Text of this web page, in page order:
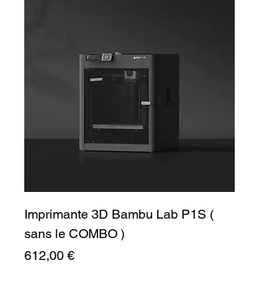
Imprimante 3D Bambu Lab P1S (
sans le COMBO )
Prix
612,00 €